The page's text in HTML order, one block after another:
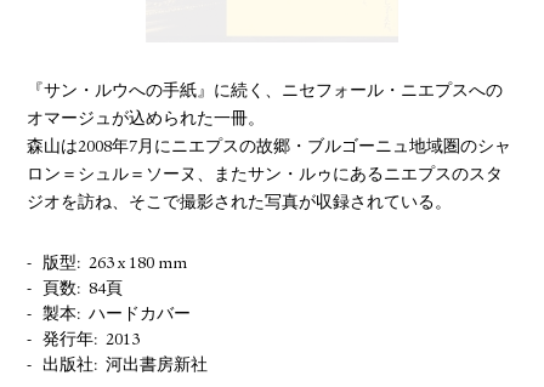
『サン・ルウへの手紙』に続く、ニセフォール・ニエプスへの
オマージュが込められた一冊。
森山は2008年7月にニエプスの故郷・ブルゴーニュ地域圏のシャ
ロン＝シュル＝ソーヌ、またサン・ルゥにあるニエプスのスタ
ジオを訪ね、そこで撮影された写真が収録されている。
版型
263 x 180 mm
頁数
84頁
製本
ハードカバー
発行年
2013
出版社
河出書房新社